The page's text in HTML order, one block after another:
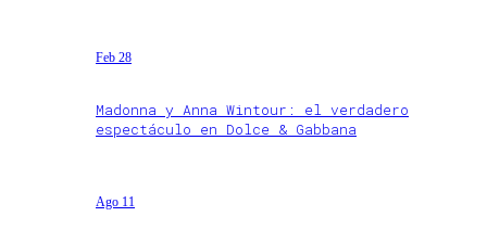
Feb 28
Madonna y Anna Wintour: el verdadero
espectáculo en Dolce & Gabbana
Ago 11